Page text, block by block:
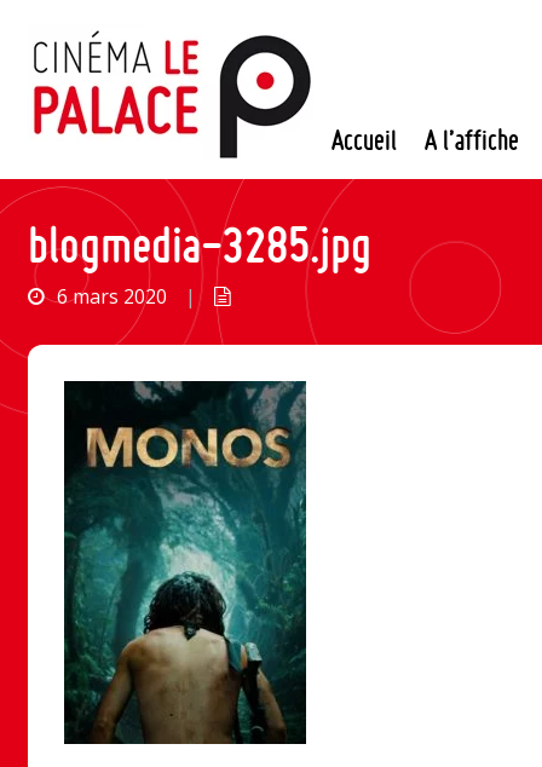
contenu
Accueil A l’affiche
blogmedia-3285.jpg
6 mars 2020 |